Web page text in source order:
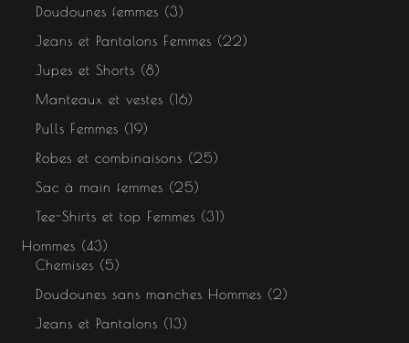
Doudounes femmes
3
Jeans et Pantalons Femmes
22
Jupes et Shorts
8
Manteaux et vestes
16
Pulls Femmes
19
Robes et combinaisons
25
Sac à main femmes
25
Tee-Shirts et top Femmes
31
Hommes
43
Chemises
5
Doudounes sans manches Hommes
2
Jeans et Pantalons
13